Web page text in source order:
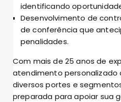
identificando
Desenvolvimento de
de conferência que
penalidades.
Com mais de 25 anos de
atendimento personalizado
diversos portes e
preparada para apoiar sua